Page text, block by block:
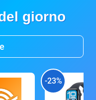
giorno
-23%